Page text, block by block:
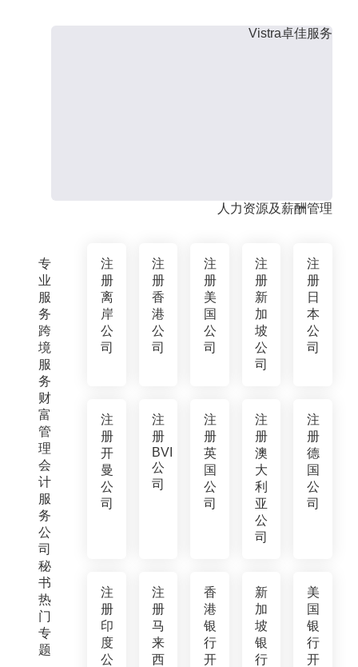
专
业
服
务
跨
境
服
务
财
富
管
理
会
计
服
务
公
司
秘
书
热
门
专
题
Vistra卓佳服务
人力资源及薪酬管理
注
册
离
岸
公
司
注
册
香
港
公
司
注
册
美
国
公
司
注
册
新
加
坡
公
司
注
册
日
本
公
司
注
册
开
曼
公
司
注
册
BVI
公
司
注
册
英
国
公
司
注
册
澳
大
利
亚
公
司
注
册
德
国
公
司
注
册
印
度
公
注
册
马
来
西
香
港
银
行
开
新
加
坡
银
行
美
国
银
行
开